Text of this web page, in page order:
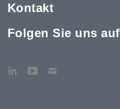
Kontakt
Folgen Sie uns auf